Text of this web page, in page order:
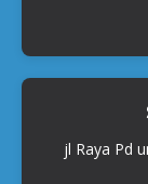
jl Raya Pd